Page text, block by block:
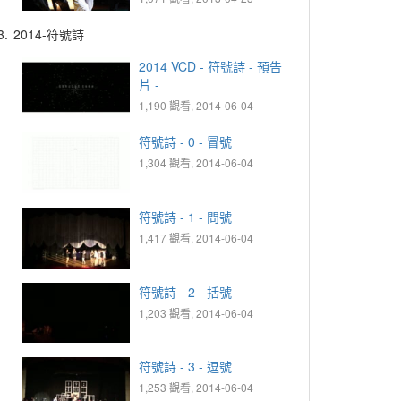
2014-符號詩
2014 VCD - 符號詩 - 預告
片 -
1,190 觀看, 2014-06-04
符號詩 - 0 - 冒號
1,304 觀看, 2014-06-04
符號詩 - 1 - 問號
1,417 觀看, 2014-06-04
符號詩 - 2 - 括號
1,203 觀看, 2014-06-04
符號詩 - 3 - 逗號
1,253 觀看, 2014-06-04